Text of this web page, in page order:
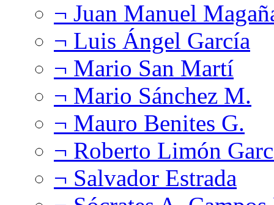
¬ Juan Manuel
¬ Luis Ángel García
¬ Mario San Martí
¬ Mario Sánchez M.
¬ Mauro Benites G.
¬ Roberto Limón
¬ Salvador Estrada